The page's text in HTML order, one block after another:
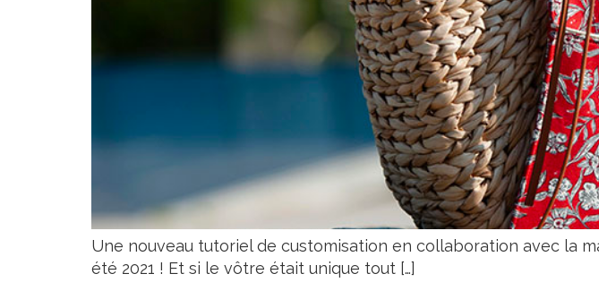
Une nouveau tutoriel de customisation en collaboration avec la
été 2021 ! Et si le vôtre était unique tout […]